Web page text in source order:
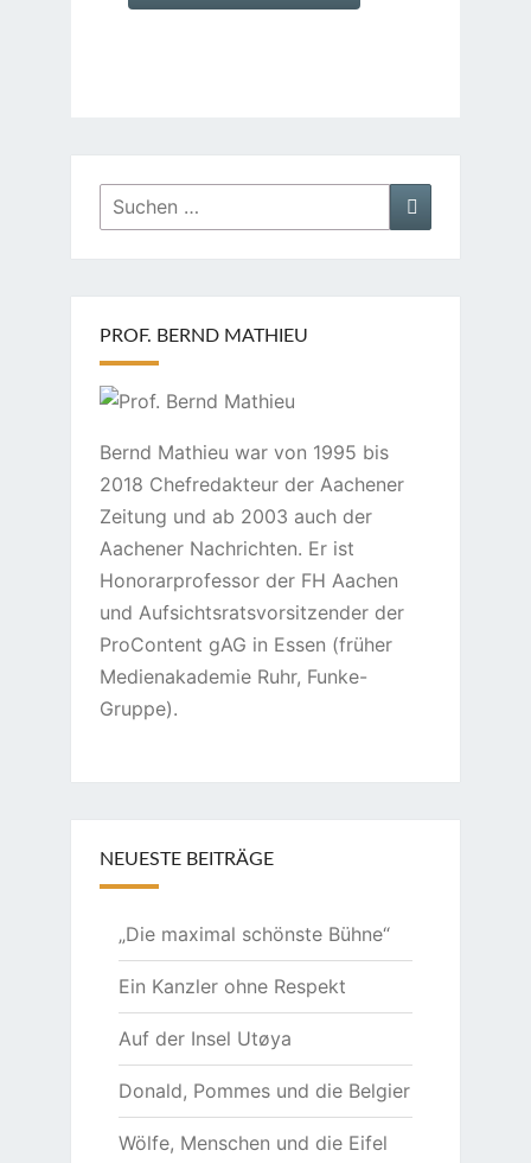
Suchen
nach:
Suchen
PROF. BERND MATHIEU
Bernd Mathieu war von 1995 bis
2018 Chefredakteur der Aachener
Zeitung und ab 2003 auch der
Aachener Nachrichten. Er ist
Honorarprofessor der FH Aachen
und Aufsichtsratsvorsitzender der
ProContent gAG in Essen (früher
Medienakademie Ruhr, Funke-
Gruppe).
NEUESTE BEITRÄGE
„Die maximal schönste Bühne“
Ein Kanzler ohne Respekt
Auf der Insel Utøya
Donald, Pommes und die Belgier
Wölfe, Menschen und die Eifel